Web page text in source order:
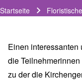
Pfadnavigation
Startseite
Einen interessanten
die
zu der die